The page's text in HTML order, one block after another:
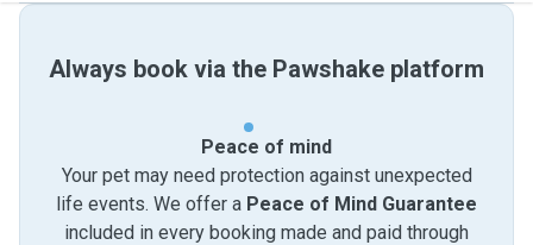
Always book via the Pawshake platform
Peace of mind
Your pet may need protection against unexpected
life events. We offer a Peace of Mind Guarantee
included in every booking made and paid through